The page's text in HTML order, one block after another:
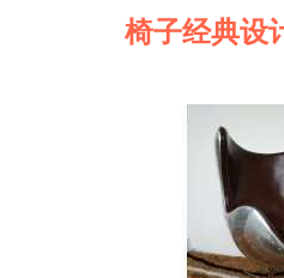
椅子经典设